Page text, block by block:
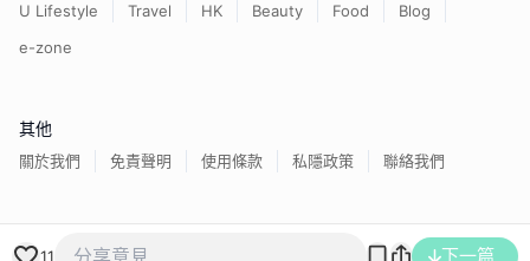
11 下一篇
U Lifestyle Travel HK Beauty Food
Blog
e-zone
其他
關於我們 免責聲明 使用條款 私隱政策 聯絡我們
香港經濟日報版權所有©